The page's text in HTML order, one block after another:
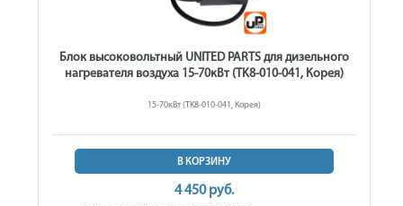
Блок высоковольтный UNITED PARTS для дизельного
нагревателя воздуха 15-70кВт (TK8-010-041, Корея)
15-70кВт (TK8-010-041, Корея)
В КОРЗИНУ
4 450 руб.